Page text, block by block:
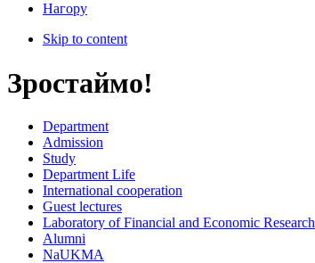
Нагору
Skip to content
Зростаймо!
Department
Admission
Study
Department Life
International cooperation
Guest lectures
Laboratory of Financial and Economic Research
Alumni
NaUKMA